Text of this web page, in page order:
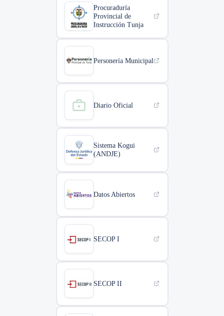
Procuraduría
Provincial de
Instrucción Tunja
Personería Municipal
Diario Oficial
Sistema Kogui
(ANDJE)
Datos Abiertos
SECOP I
SECOP II